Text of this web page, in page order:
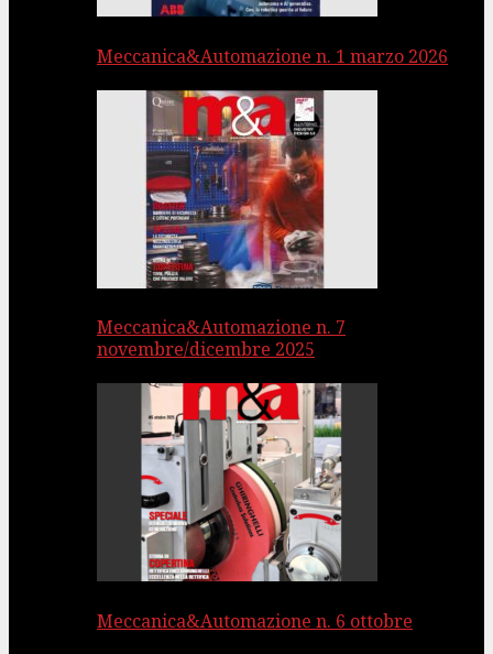
Meccanica&Automazione n. 1 marzo 2026
Meccanica&Automazione n. 7
novembre/dicembre 2025
Meccanica&Automazione n. 6 ottobre